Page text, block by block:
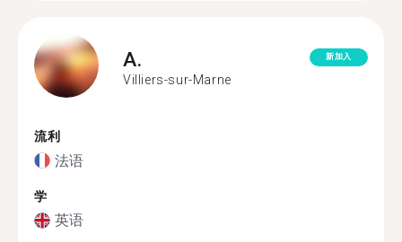
A.
Villiers-sur-Marne
新加入
流利
法语
学
英语